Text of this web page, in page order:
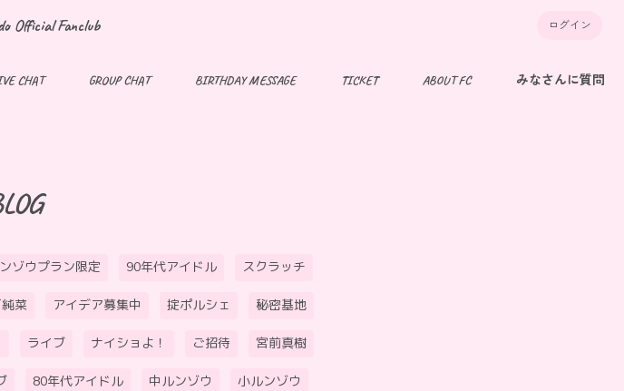
Official Fanclub ログイン
CHAT GROUP CHAT BIRTHDAY MESSAGE TICKET ABOUT FC みなさんに質問
ゾウプラン限定 90年代アイドル スクラッチ
菜 アイデア募集中 掟ポルシェ 秘密基地
ライブ ナイショよ！ ご招待 宮前真樹
80年代アイドル 中ルンゾウ 小ルンゾウ